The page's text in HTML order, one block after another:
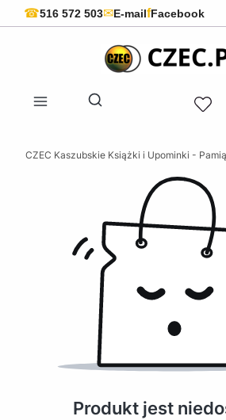
☎516 572 503✉E-mailfFacebook
Otwórz wyszukiwarkę
CZEC Kaszubskie Książki i Upominki -
Produkt jest